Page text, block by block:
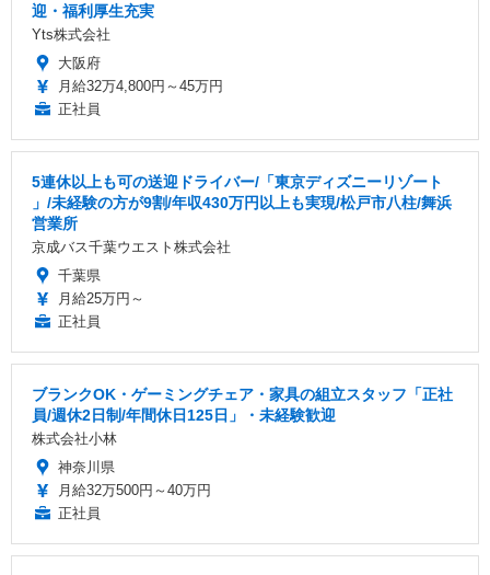
迎・福利厚生充実
Yts株式会社
大阪府
月給32万4,800円～45万円
正社員
5連休以上も可の送迎ドライバー/「東京ディズニーリゾート
」/未経験の方が9割/年収430万円以上も実現/松戸市八柱/舞浜
営業所
京成バス千葉ウエスト株式会社
千葉県
月給25万円～
正社員
ブランクOK・ゲーミングチェア・家具の組立スタッフ「正社
員/週休2日制/年間休日125日」・未経験歓迎
株式会社小林
神奈川県
月給32万500円～40万円
正社員